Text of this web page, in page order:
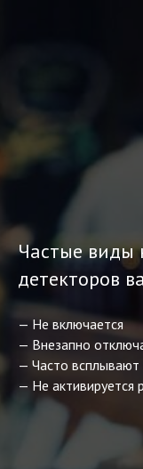
Частые виды
детекторов
— Не включается
— Внезапно
— Часто
— Не активируется